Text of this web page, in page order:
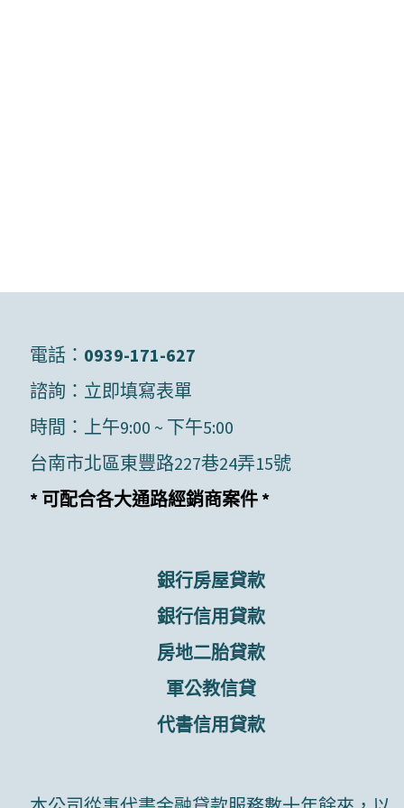
電話： 0939-171-627
諮詢： 立即填寫表單
時間：上午9:00 ~ 下午5:00
台南市北區東豐路227巷24弄15號
* 可配合各大通路經銷商案件 *
銀行房屋貸款
銀行信用貸款
房地二胎貸款
軍公教信貸
代書信用貸款